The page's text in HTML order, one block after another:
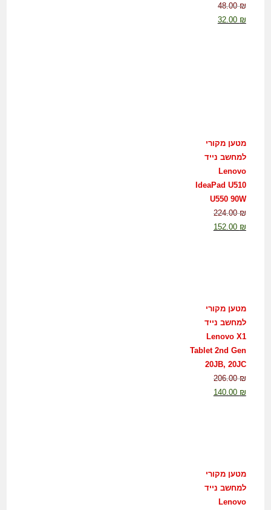
48.00₪
32.00 ₪
מטען מקורי
למחשב נייד
Lenovo
IdeaPad U510
U550 90W
224.00₪
152.00 ₪
מטען מקורי
למחשב נייד
Lenovo X1
Tablet 2nd Gen
20JB, 20JC
206.00₪
140.00 ₪
מטען מקורי
למחשב נייד
Lenovo